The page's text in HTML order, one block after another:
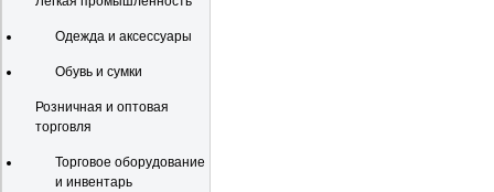
Одежда и аксессуары
Обувь и сумки
Розничная и оптовая
торговля
Торговое оборудование
и инвентарь